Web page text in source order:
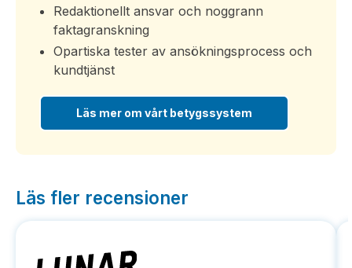
Redaktionellt ansvar och noggrann
faktagranskning
Opartiska tester av ansökningsprocess och
kundtjänst
Läs mer om vårt betygssystem
Läs fler recensioner